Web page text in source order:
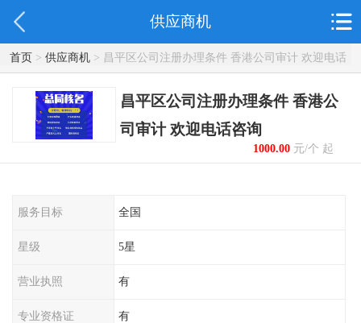
供应商机
首页> 供应商机> 昌平区公司注册办理条件 香港公司审计 欢迎电话
咨询
昌平区公司注册办理条件 香港公
司审计 欢迎电话咨询
1000.00元/个 起
服务目标 全国
星级 5星
营业执照 有
专业资格证 有